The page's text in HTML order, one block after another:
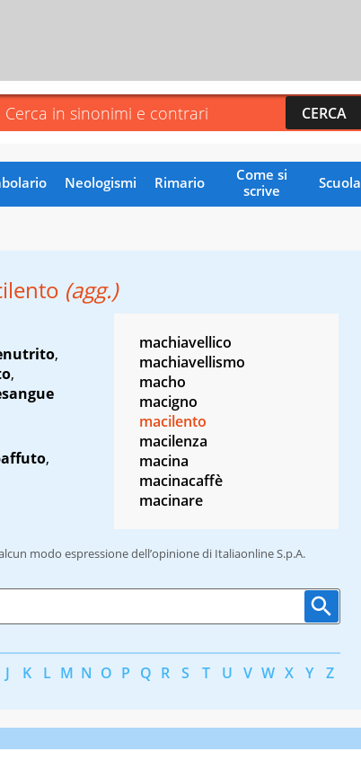
Neologismi Rimario
Come si
scrive
Scuola
(agg.)
,
,
,
machiavellico
machiavellismo
macho
macigno
macilento
macilenza
macina
macinacaffè
macinare
modo espressione dell’opinione di Italiaonline S.p.A.
J K L M N O P Q R S T U V W X Y Z